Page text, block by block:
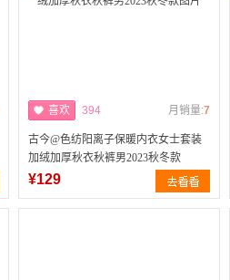
喜欢 394 月销量:7
古今@色纺阳离子保暖内衣女士套装
加绒加厚秋衣秋裤男2023秋冬款
¥129